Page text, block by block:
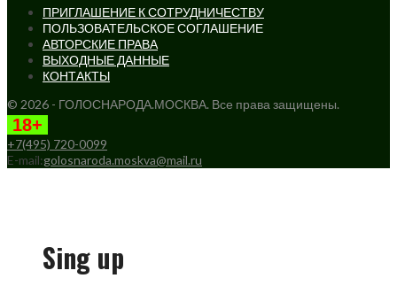
ПРИГЛАШЕНИЕ К СОТРУДНИЧЕСТВУ
ПОЛЬЗОВАТЕЛЬСКОЕ СОГЛАШЕНИЕ
АВТОРСКИЕ ПРАВА
ВЫХОДНЫЕ ДАННЫЕ
КОНТАКТЫ
© 2026 - ГОЛОСНАРОДА.МОСКВА. Все права защищены.
18+
+7(495) 720-0099
E-mail:golosnaroda.moskva@mail.ru
Sing up